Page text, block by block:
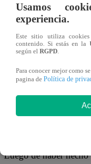
Redacción
10 de
Luego de haber
Usamos
experiencia.
Este sitio utiliza
contenido. Si estás en la
según el RGPD
Para conocer mejor como
pagina de Política de